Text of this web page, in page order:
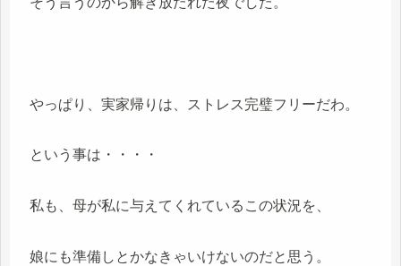
やっぱり、実家帰りは、ストレス完璧フリーだわ。
という事は・・・・
私も、母が私に与えてくれているこの状況を、
娘にも準備しとかなきゃいけないのだと思う。